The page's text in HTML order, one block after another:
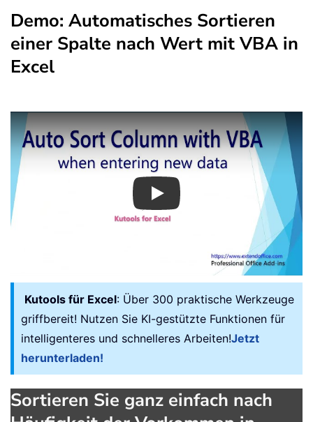
Demo: Automatisches Sortieren
einer Spalte nach Wert mit VBA in
Excel
Play
Kutools für Excel: Über 300 praktische Werkzeuge
griffbereit! Nutzen Sie KI-gestützte Funktionen für
intelligenteres und schnelleres Arbeiten!Jetzt
herunterladen!
Sortieren Sie ganz einfach nach